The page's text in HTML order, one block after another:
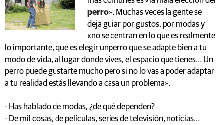
perro». Muchas veces la gente se
deja guiar por gustos, por modas y
«no se centran en lo que es realmente
lo importante, que es elegir unperro que se adapte bien a tu
modo de vida, al lugar donde vives, el espacio que tienes… Un
perro puede gustarte mucho pero si no lo vas a poder adaptar
a tu realidad estás llevando a casa un problema».
- Has hablado de modas, ¿de qué dependen?
- De mil cosas, de películas, series de televisión, noticias…